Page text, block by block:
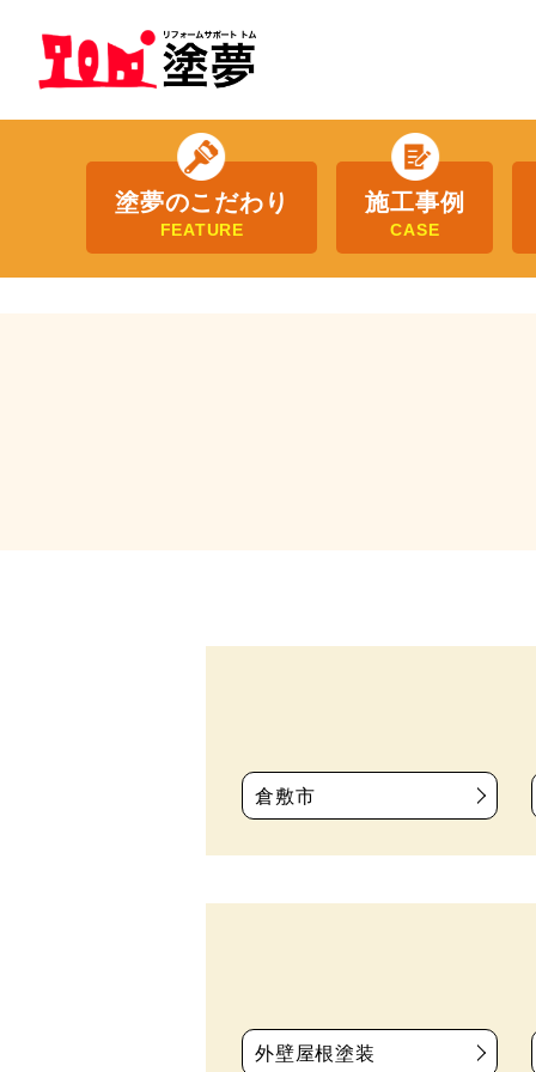
塗夢のこだわり
FEATURE
施工事例
CASE
倉敷市
外壁屋根塗装